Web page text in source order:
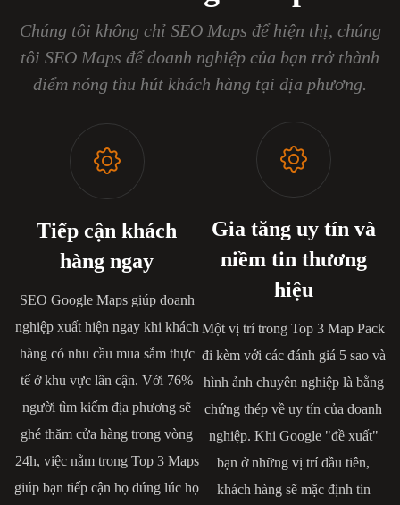
Chúng tôi không chỉ SEO Maps để hiện thị, chúng
tôi SEO Maps để doanh nghiệp của bạn trở thành
điểm nóng thu hút khách hàng tại địa phương.
Tiếp cận khách
hàng ngay
SEO Google Maps giúp doanh
nghiệp xuất hiện ngay khi khách
hàng có nhu cầu mua sắm thực
tế ở khu vực lân cận. Với 76%
người tìm kiếm địa phương sẽ
ghé thăm cửa hàng trong vòng
24h, việc nằm trong Top 3 Maps
giúp bạn tiếp cận họ đúng lúc họ
Gia tăng uy tín và
niềm tin thương
hiệu
Một vị trí trong Top 3 Map Pack
đi kèm với các đánh giá 5 sao và
hình ảnh chuyên nghiệp là bằng
chứng thép về uy tín của doanh
nghiệp. Khi Google "đề xuất"
bạn ở những vị trí đầu tiên,
khách hàng sẽ mặc định tin